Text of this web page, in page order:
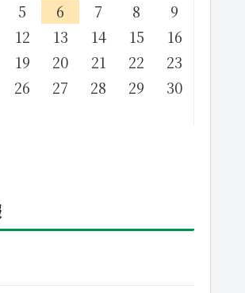
5 6 7 8
9
12 13 14 15
16
19 20 21 22
23
26 27 28 29
30